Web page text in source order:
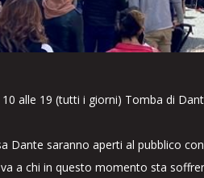
alle 19 (tutti i giorni) Tomba di
Dante saranno aperti al pubblico
a chi in questo momento sta